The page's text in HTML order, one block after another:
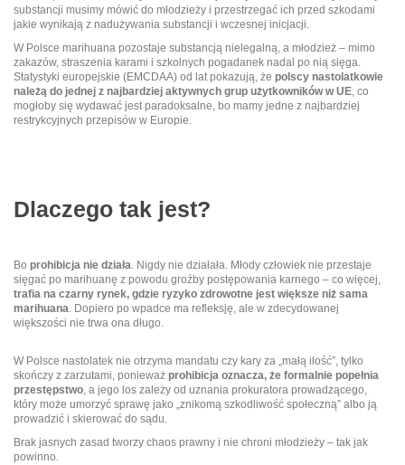
substancji musimy mówić do młodzieży i przestrzegać ich przed szkodami
jakie wynikają z nadużywania substancji i wczesnej inicjacji.
W Polsce marihuana pozostaje substancją nielegalną, a młodzież – mimo
zakazów, straszenia karami i szkolnych pogadanek nadal po nią sięga.
Statystyki europejskie (EMCDAA) od lat pokazują, że polscy nastolatkowie
należą do jednej z najbardziej aktywnych grup użytkowników w UE, co
mogłoby się wydawać jest paradoksalne, bo mamy jedne z najbardziej
restrykcyjnych przepisów w Europie.
Dlaczego tak jest?
Bo prohibicja nie działa. Nigdy nie działała. Młody człowiek nie przestaje
sięgać po marihuanę z powodu groźby postępowania karnego – co więcej,
trafia na czarny rynek, gdzie ryzyko zdrowotne jest większe niż sama
marihuana. Dopiero po wpadce ma refleksję, ale w zdecydowanej
większości nie trwa ona długo.
W Polsce nastolatek nie otrzyma mandatu czy kary za „małą ilość”, tylko
skończy z zarzutami, ponieważ prohibicja oznacza, że formalnie popełnia
przestępstwo, a jego los zależy od uznania prokuratora prowadzącego,
który może umorzyć sprawę jako „znikomą szkodliwość społeczną” albo ją
prowadzić i skierować do sądu.
Brak jasnych zasad tworzy chaos prawny i nie chroni młodzieży – tak jak
powinno.